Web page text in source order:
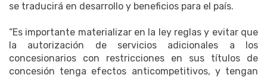
se traducirá en desarrollo y beneficios para el país.
“Es importante materializar en la ley reglas y evitar que
la autorización de servicios adicionales a los
concesionarios con restricciones en sus títulos de
concesión tenga efectos anticompetitivos, y tengan